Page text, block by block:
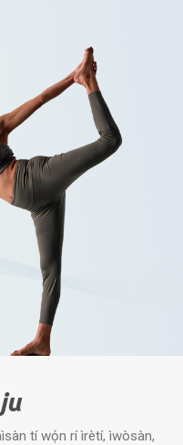
tí wọ́n rí ìrètí, ìwòsàn,